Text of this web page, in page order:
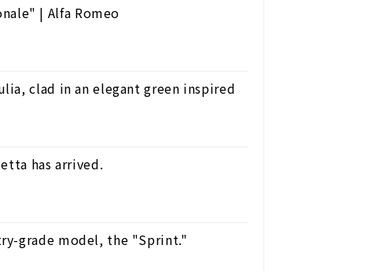
| Alfa Romeo
clad in an elegant green inspired
has arrived.
grade model, the "Sprint."